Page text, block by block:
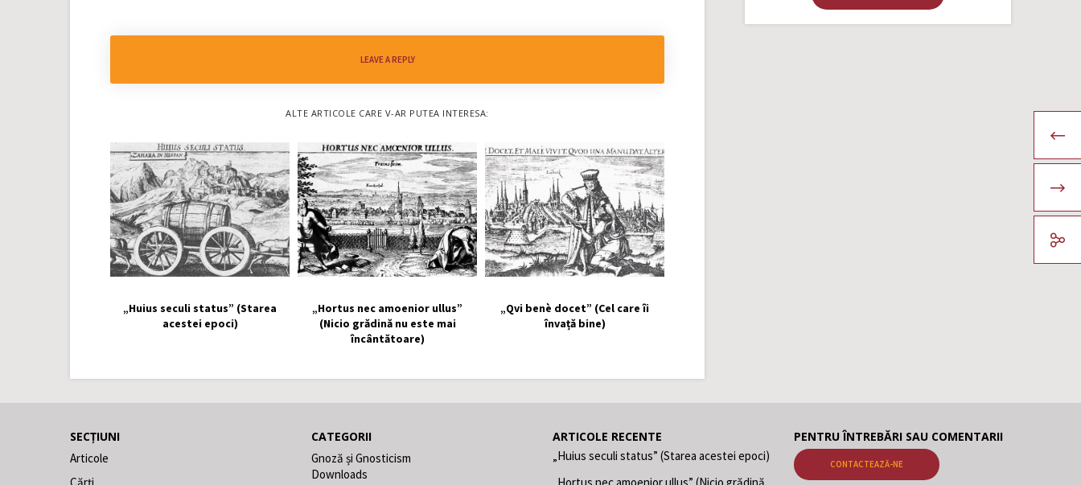
LEAVE A REPLY
ALTE ARTICOLE CARE V-AR PUTEA INTERESA:
„Huius seculi status” (Starea
acestei epoci)
„Hortus nec amoenior ullus”
(Nicio grădină nu este mai
încântătoare)
„Qvi benè docet” (Cel care îi
învață bine)
SECȚIUNI
Articole
CATEGORII
Gnoză și Gnosticism
Downloads
ARTICOLE RECENTE
„Huius seculi status” (Starea acestei epoci)
PENTRU ÎNTREBĂRI SAU COMENTARII
CONTACTEAZĂ-NE